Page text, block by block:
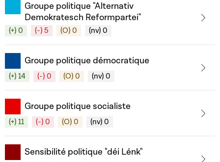
Groupe politique "Alternativ
Demokratesch Reformpartei"
(+) 0 (-) 5 (O) 0 (nv) 0
Groupe politique démocratique
(+) 14 (-) 0 (O) 0 (nv) 0
Groupe politique socialiste
(+) 11 (-) 0 (O) 0 (nv) 0
Sensibilité politique "déi Lénk"